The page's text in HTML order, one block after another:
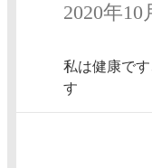
2020年10
私は健康で
す